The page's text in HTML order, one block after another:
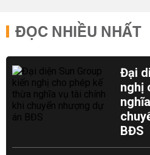
ĐỌC NHIỀU NHẤT
Đại
nghị
BĐS